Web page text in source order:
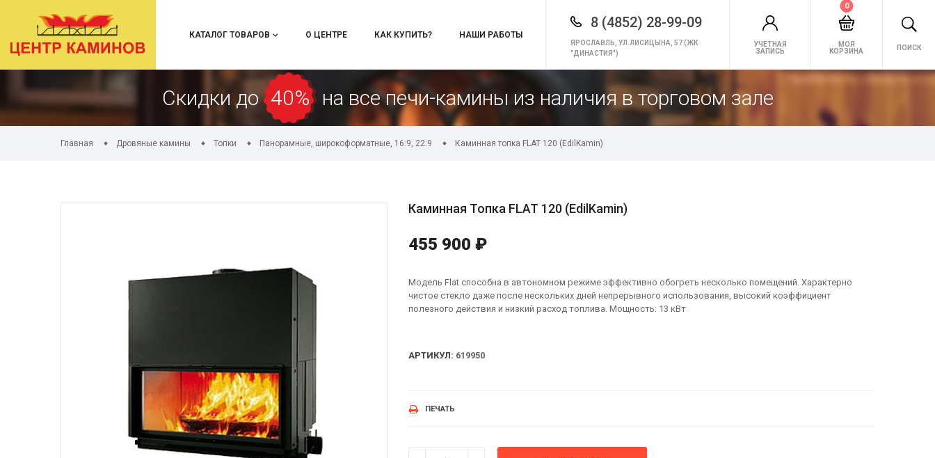
КАТАЛОГ ТОВАРОВ О ЦЕНТРЕ КАК КУПИТЬ? НАШИ РАБОТЫ
8 (4852) 28-99-09
ЯРОСЛАВЛЬ, УЛ.ЛИСИЦЫНА, 57 (ЖК
"ДИНАСТИЯ")
УЧЕТНАЯ
ЗАПИСЬ
МОЯ
КОРЗИНА
0
ПОИСК
Скидки до 40% на все печи-камины из наличия в торговом зале
Главная Дровяные камины Топки Панорамные, широкоформатные, 16:9, 22:9 Каминная топка FLAT 120 (EdilKamin)
Каминная Топка FLAT 120 (EdilKamin)
455 900 ₽
Модель Flat способна в автономном режиме эффективно обогреть несколько помещений. Характерно
чистое стекло даже после нескольких дней непрерывного использования, высокий коэффициент
полезного действия и низкий расход топлива. Мощность: 13 кВт
АРТИКУЛ: 619950
ПЕЧАТЬ